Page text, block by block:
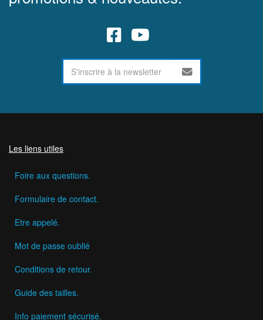
Les liens utiles
Foire aux questions.
Formulaire de contact.
Etre appelé.
Mot de passe oublié
Conditions de retour.
Guide des tailles.
Info paiement sécurisé.